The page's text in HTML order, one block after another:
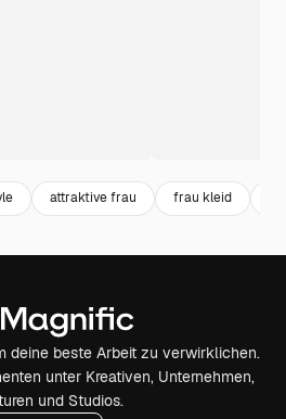
attraktive frau frau kleid
deine beste Arbeit zu verwirklichen.
unter Kreativen, Unternehmen,
und Studios.